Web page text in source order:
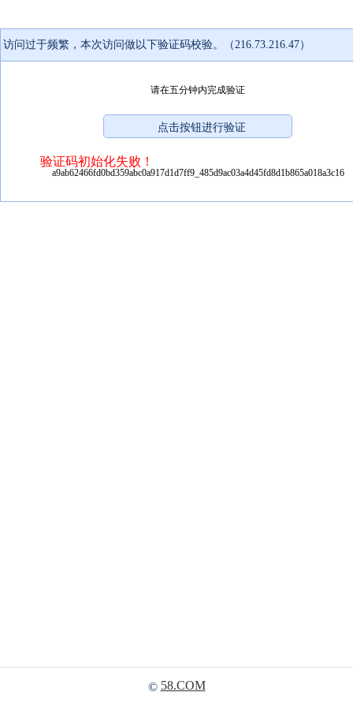
访问过于频繁，本次访问做以下验证码校验。（216.73.216.47）
请在五分钟内完成验证
验证码初始化失败！
a9ab62466fd0bd359abc0a917d1d7ff9_485d9ac03a4d45fd8d1b865a018a3c16
© 58.COM